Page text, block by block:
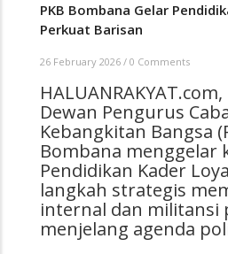
PKB Bombana Gelar
Perkuat Barisan
26 February 2026 / 0 Comments
Dewan Pengurus
Kebangkitan Bangsa
Bombana menggelar
Pendidikan Kader
langkah strategis
internal dan militansi
menjelang agenda